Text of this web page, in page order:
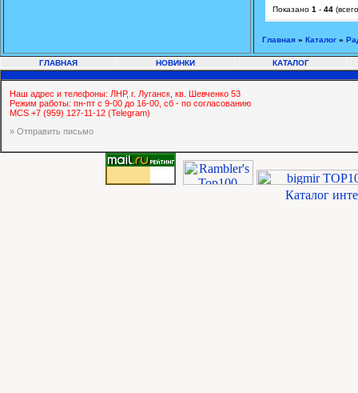
Показано 1 - 44
Главная » Каталог »
ГЛАВНАЯ НОВИНКИ КАТАЛОГ
Наш адрес и телефоны: ЛНР, г. Луганск, кв. Шевченко 53
Режим работы: пн-пт с 9-00 до 16-00, сб - по согласованию
MCS +7 (959) 127-11-12 (Telegram)
» Отправить письмо
Каталог